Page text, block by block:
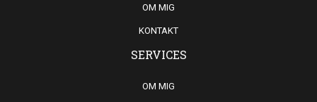
OM MIG
KONTAKT
SERVICES
OM MIG